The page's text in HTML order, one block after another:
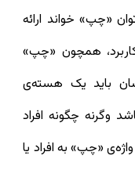
«چپ» خواند ارائه
همچون «چپ»
باید یک هسته‌ی
وگرنه چگونه افراد
«چپ» به افراد یا